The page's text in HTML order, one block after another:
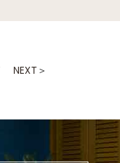
購入いただい
別，職業，年
情報，位置情
す。
NEXT ＞